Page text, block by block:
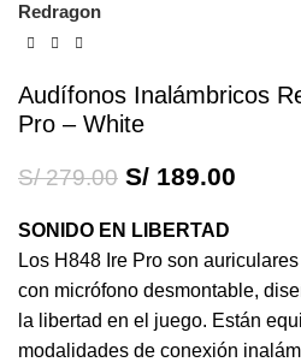
Redragon
Audífonos Inalámbricos
Pro – White
S/279.00 S/ 189.00
SONIDO EN LIBERTAD
Los H848 Ire Pro son
con micrófono desmontable,
la libertad en el juego. Están
modalidades de conexión